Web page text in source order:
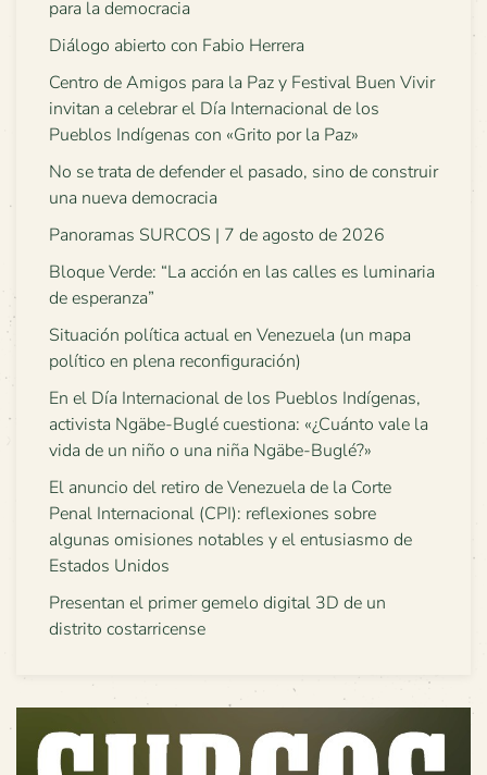
para la democracia
Diálogo abierto con Fabio Herrera
Centro de Amigos para la Paz y Festival Buen Vivir
invitan a celebrar el Día Internacional de los
Pueblos Indígenas con «Grito por la Paz»
No se trata de defender el pasado, sino de construir
una nueva democracia
Panoramas SURCOS | 7 de agosto de 2026
Bloque Verde: “La acción en las calles es luminaria
de esperanza”
Situación política actual en Venezuela (un mapa
político en plena reconfiguración)
En el Día Internacional de los Pueblos Indígenas,
activista Ngäbe-Buglé cuestiona: «¿Cuánto vale la
vida de un niño o una niña Ngäbe-Buglé?»
El anuncio del retiro de Venezuela de la Corte
Penal Internacional (CPI): reflexiones sobre
algunas omisiones notables y el entusiasmo de
Estados Unidos
Presentan el primer gemelo digital 3D de un
distrito costarricense